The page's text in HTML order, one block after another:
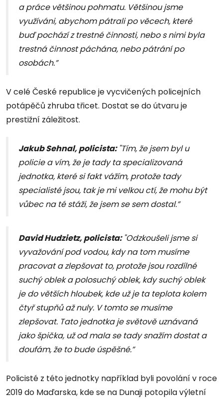
a práce většinou pohmatu. Většinou jsme
využíváni, abychom pátrali po věcech, které
buď pochází z trestné činnosti, nebo s nimi byla
trestná činnost páchána, nebo pátrání po
osobách.”
V celé České republice je vycvičených policejních
potápěčů zhruba třicet. Dostat se do útvaru je
prestižní záležitost.
Jakub Sehnal, policista: "Tím, že jsem byl u
policie a vím, že je tady ta specializovaná
jednotka, které si fakt vážím, protože tady
specialisté jsou, tak je mi velkou ctí, že mohu být
vůbec na té stáži, že jsem se sem dostal.”
David Hudzietz, policista: "Odzkoušeli jsme si
vyvažování pod vodou, kdy na tom musíme
pracovat a zlepšovat to, protože jsou rozdílné
suchý oblek a polosuchý oblek, kdy suchý oblek
je do větších hloubek, kde už je ta teplota kolem
čtyř stupňů až nuly. V tomto se musíme
zlepšovat. Tato jednotka je světově uznávaná
jako špička, už od mala se tady snažím dostat a
doufám, že to bude úspěšné.”
Policisté z této jednotky například byli povolání v roce
2019 do Maďarska, kde se na Dunaji potopila výletní